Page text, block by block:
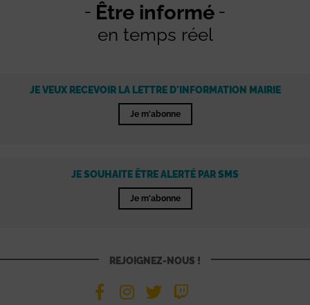
Être informé
en temps réel
JE VEUX RECEVOIR LA LETTRE D'INFORMATION MAIRIE
Je m'abonne
JE SOUHAITE ÊTRE ALERTÉ PAR SMS
Je m'abonne
REJOIGNEZ-NOUS !